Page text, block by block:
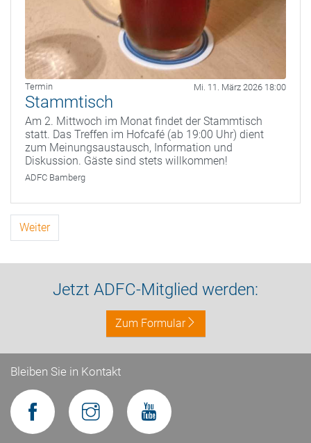
Termin Mi. 11. März 2026 18:00
Stammtisch
Am 2. Mittwoch im Monat findet der Stammtisch
statt. Das Treffen im Hofcafé (ab 19:00 Uhr) dient
zum Meinungsaustausch, Information und
Diskussion. Gäste sind stets willkommen!
ADFC Bamberg
Weiter
Jetzt ADFC-Mitglied werden:
Zum Formular
Bleiben Sie in Kontakt